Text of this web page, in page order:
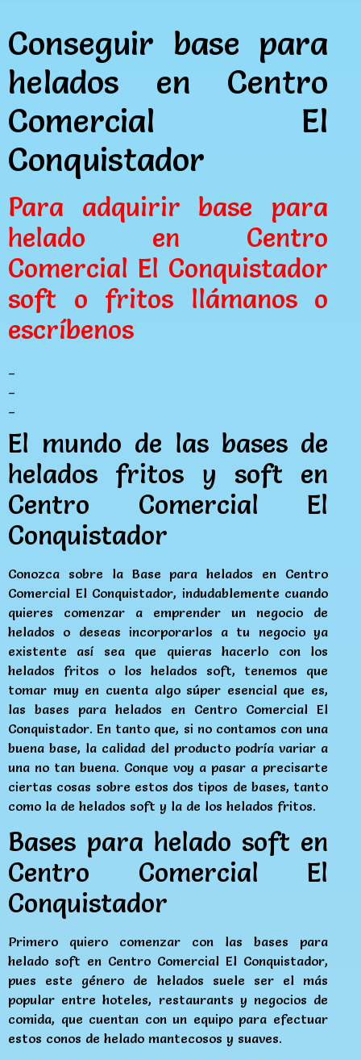
Conseguir base para
helados en Centro
Comercial El
Conquistador
Para adquirir base para
helado en Centro
Comercial El Conquistador
soft o fritos llámanos o
escríbenos
El mundo de las bases de
helados fritos y soft en
Centro Comercial El
Conquistador
Conozca sobre la Base para helados en Centro
Comercial El Conquistador, indudablemente cuando
quieres comenzar a emprender un negocio de
helados o deseas incorporarlos a tu negocio ya
existente así sea que quieras hacerlo con los
helados fritos o los helados soft, tenemos que
tomar muy en cuenta algo súper esencial que es,
las bases para helados en Centro Comercial El
Conquistador. En tanto que, si no contamos con una
buena base, la calidad del producto podría variar a
una no tan buena. Conque voy a pasar a precisarte
ciertas cosas sobre estos dos tipos de bases, tanto
como la de helados soft y la de los helados fritos.
Bases para helado soft en
Centro Comercial El
Conquistador
Primero quiero comenzar con las bases para
helado soft en Centro Comercial El Conquistador,
pues este género de helados suele ser el más
popular entre hoteles, restaurants y negocios de
comida, que cuentan con un equipo para efectuar
estos conos de helado mantecosos y suaves.